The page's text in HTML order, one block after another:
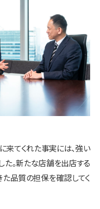
来てくれた事実には、強い
。新たな店舗を出店する
品質の担保を確認してく